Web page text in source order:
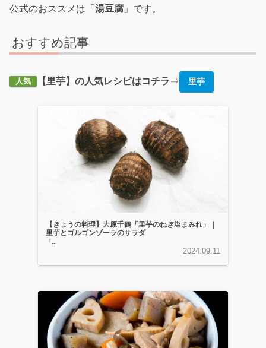
公式のおススメは「 湯豆腐 」です。
おすすめ記事
人気 【里芋】の人気レシピはコチラ ⇒ 里芋
【きょうの料理】大原千鶴「里芋のねぎ塩まみれ」｜
里芋とゴルゴンゾーラのサラダ
「...
2024.09.11